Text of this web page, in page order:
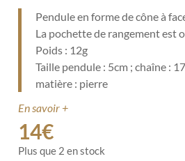
Pendule en forme de cône à
La pochette de rangement est
Poids : 12g
Taille pendule : 5cm ; chaîne :
matière : pierre
En savoir +
14€
Plus que 2 en stock